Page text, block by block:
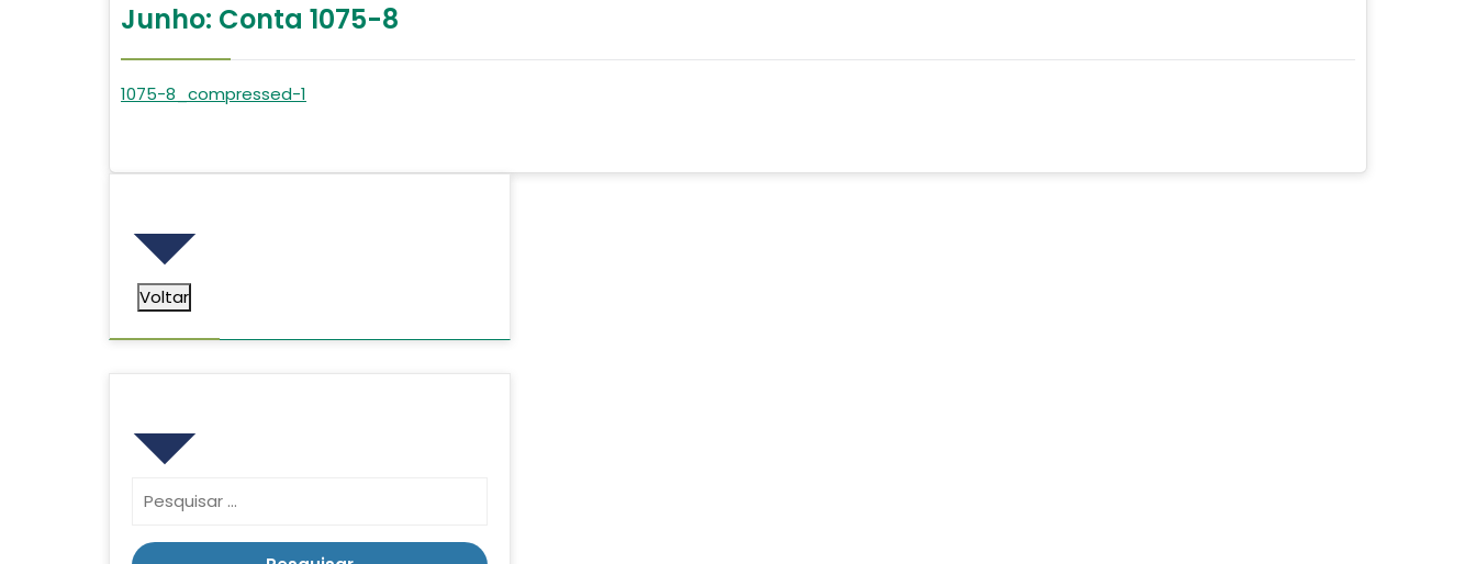
Junho: Conta 1075-8
1075-8_compressed-1
Voltar